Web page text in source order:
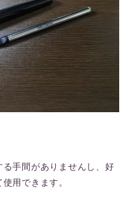
手間がありませんし、好
用できます。